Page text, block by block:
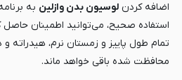
اضافه کردن لوسیون بدن وازلین به
استفاده صحیح، می‌توانید اطمینان
تمام طول پاییز و زمستان نرم، هیدراته و
محافظت شده باقی خواهد ماند.